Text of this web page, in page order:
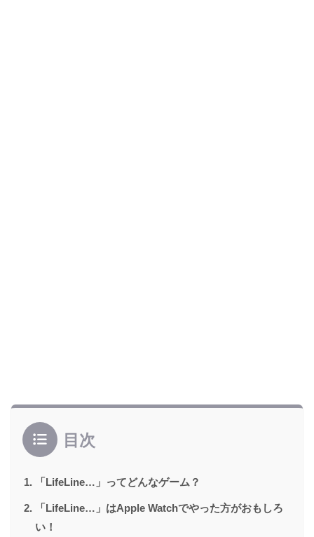
目次
「LifeLine…」ってどんなゲーム？
「LifeLine…」はApple Watchでやった方がおもしろ
い！